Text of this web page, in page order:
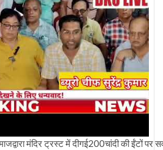
मंदिर ट्रस्ट में दीगई200चांदी की ईंटों पर